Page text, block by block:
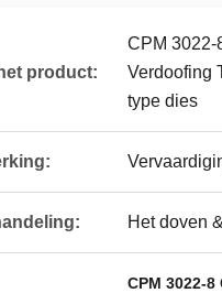
product:
CPM 3022-
Verdoofing
type dies
Het doven
CPM 3022-8